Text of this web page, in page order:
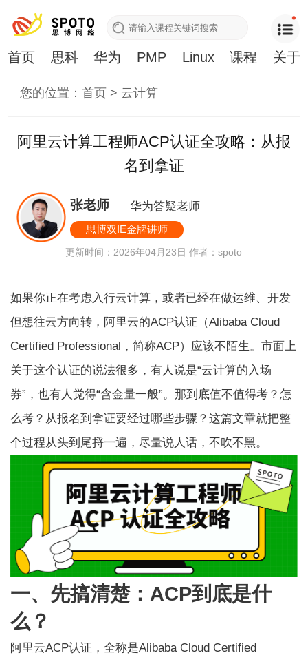
首页 思科 华为 PMP Linux 课程 关于
您的位置：首页 > 云计算
阿里云计算工程师ACP认证全攻略：从报
名到拿证
张老师 华为答疑老师
思博双IE金牌讲师
更新时间：2026年04月23日作者：spoto
如果你正在考虑入行云计算，或者已经在做运维、开发
但想往云方向转，阿里云的ACP认证（Alibaba Cloud
Certified Professional，简称ACP）应该不陌生。市面上
关于这个认证的说法很多，有人说是“云计算的入场
券”，也有人觉得“含金量一般”。那到底值不值得考？怎
么考？从报名到拿证要经过哪些步骤？这篇文章就把整
个过程从头到尾捋一遍，尽量说人话，不吹不黑。
一、先搞清楚：ACP到底是什
么？
阿里云ACP认证 ，全称是Alibaba Cloud Certified